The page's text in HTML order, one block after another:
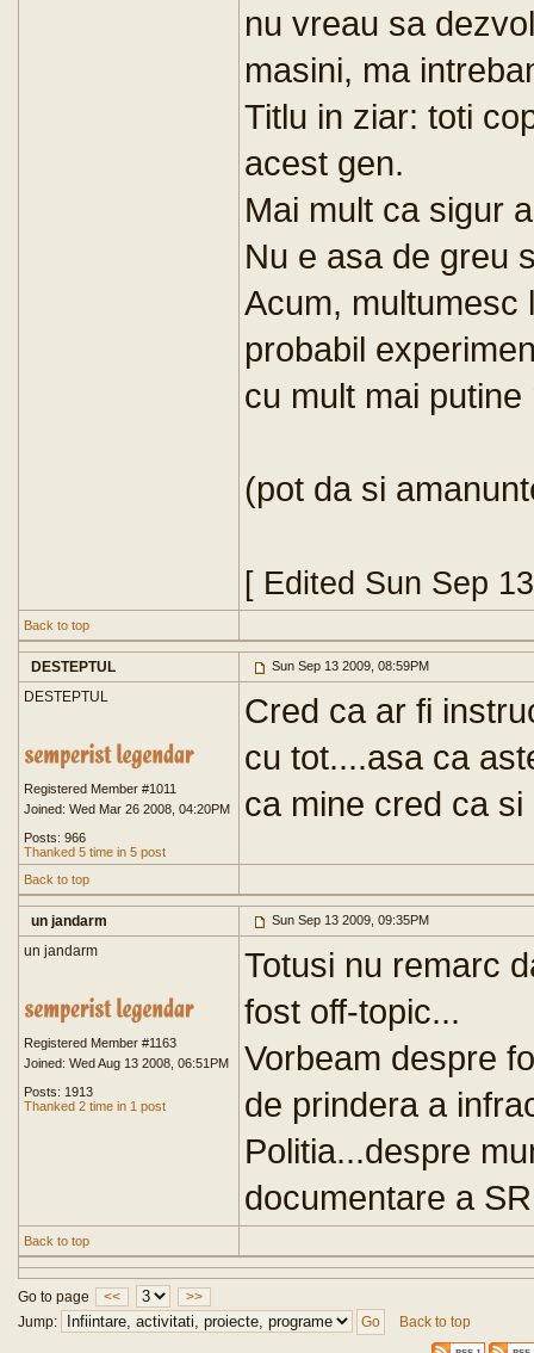
nu vreau sa
masini, ma
Titlu in ziar: toti
acest gen.
Mai mult ca sigur
Nu e asa de greu
Acum, multumesc
probabil
cu mult mai
(pot da si
[ Edited Sun Sep
Back to top
DESTEPTUL Sun Sep 13 2009, 08:59PM
DESTEPTUL
Registered Member #1011
Joined: Wed Mar 26 2008, 04:20PM
Posts: 966
Thanked 5 time in 5 post
Cred ca ar fi
cu tot....asa ca
ca mine cred ca si
Back to top
un jandarm Sun Sep 13 2009, 09:35PM
un jandarm
Registered Member #1163
Joined: Wed Aug 13 2008, 06:51PM
Posts: 1913
Thanked 2 time in 1 post
Totusi nu remarc
fost off-topic...
Vorbeam despre
de prindera a
Politia...despre
documentare a
Back to top
Go to page <<
>>
Jump:
Back to top